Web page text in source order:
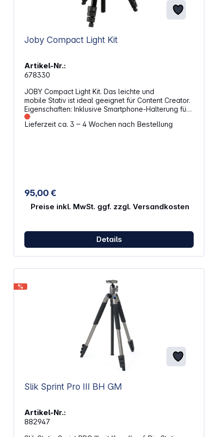
Joby Compact Light Kit
Artikel-Nr.:
678330
JOBY Compact Light Kit. Das leichte und
mobile Stativ ist ideal geeignet für Content Creator.
Eigenschaften: Inklusive Smartphone-Halterung für
Vlogger Kompaktes Full Size-Stativ Schnelle
Stativfußeinstellung mit Hebelverschlüssen
Lieferzeit ca. 3 – 4 Wochen nach Bestellung
95,00 €
Preise inkl. MwSt. ggf. zzgl. Versandkosten
Details
%
Slik Sprint Pro III BH GM
Artikel-Nr.:
882947